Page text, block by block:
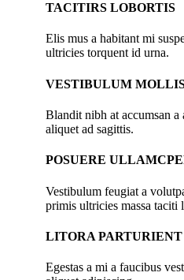
TACITIRS LOBORTIS
Elis mus a habitant mi
ultricies torquent id urna.
VESTIBULUM
Blandit nibh at accumsan a
aliquet ad sagittis.
POSUERE
Vestibulum feugiat a
primis ultricies massa taciti
LITORA PARTURIENT
Egestas a mi a faucibus